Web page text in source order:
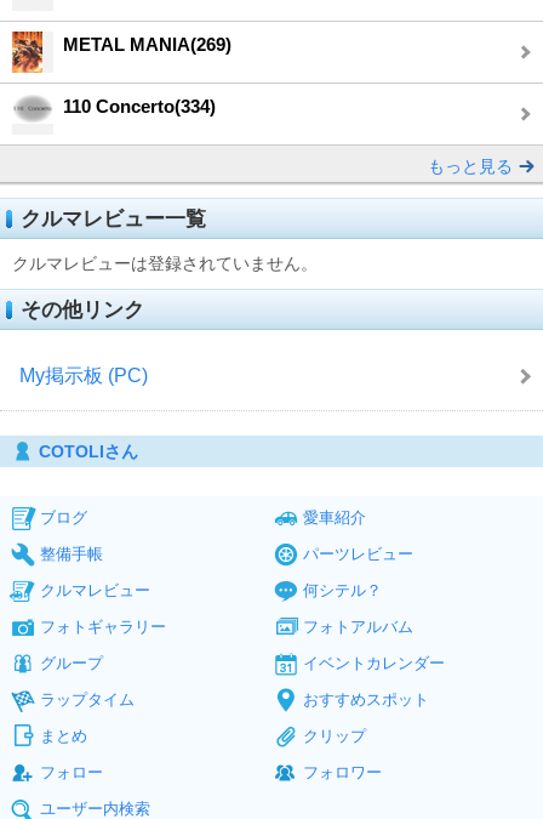
METAL MANIA(269)
110 Concerto(334)
もっと見る
クルマレビュー一覧
クルマレビューは登録されていません。
その他リンク
My掲示板 (PC)
COTOLIさん
ブログ
愛車紹介
整備手帳
パーツレビュー
クルマレビュー
何シテル？
フォトギャラリー
フォトアルバム
グループ
イベントカレンダー
ラップタイム
おすすめスポット
まとめ
クリップ
フォロー
フォロワー
ユーザー内検索